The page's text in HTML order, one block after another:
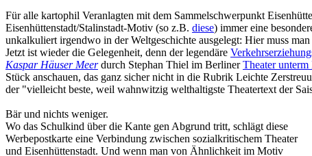
Für alle kartophil Veranlagten mit dem Sammelschwerpunkt
Eisenhüttenstadt/Stalinstadt-Motiv (so z.B. diese) immer eine
unkalkuliert irgendwo in der Weltgeschichte ausgelegt: Hier muss
Jetzt ist wieder die Gelegenheit, denn der legendäre
Kaspar Häuser Meer durch Stephan Thiel im BerlinerTheater unterm
Stück anschauen, das ganz sicher nicht in die Rubrik Leichte
der "vielleicht beste, weil wahnwitzig welthaltigste Theatertext der
Bär und nichts weniger.
Wo das Schulkind über die Kante gen Abgrund tritt, schlägt diese
Werbepostkarte eine Verbindung zwischen sozialkritischem Theater
und Eisenhüttenstadt. Und wenn man von Ähnlichkeit im Motiv